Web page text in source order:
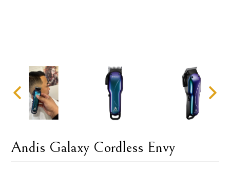
Andis Galaxy Cordless Envy